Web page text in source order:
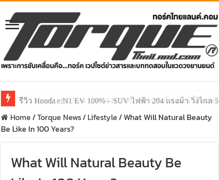
รีวิว ลองขับ All New GWM HAVAL H6 ปรับโฉมหน้าใหม่
Home/Torque News/ Lifestyle/What Will Natural Beauty
Be Like In 100 Years?
What Will Natural Beauty Be